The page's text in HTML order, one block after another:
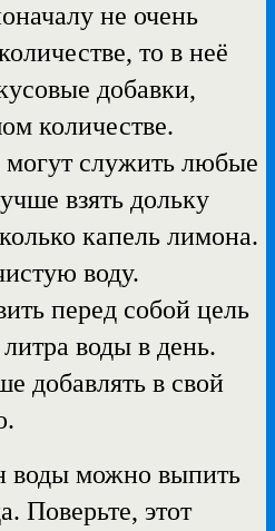
не очень
то в неё
добавки,
количестве.
служить любые
взять дольку
капель лимона.
воду.
перед собой цель
воды в день.
добавлять в свой
воды можно выпить
Поверьте, этот